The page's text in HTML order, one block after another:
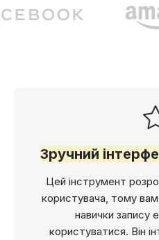
Зручний
Цей інструмент
користувача, тому вам
навички запису
користуватися. Він